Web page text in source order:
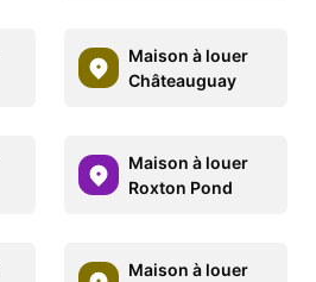
Maison à louer
Châteauguay
Maison à louer
Roxton Pond
Maison à louer